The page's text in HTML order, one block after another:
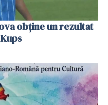
obține un rezultat